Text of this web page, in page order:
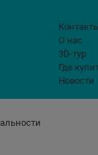
О нас
3D-тур
Где
Новости